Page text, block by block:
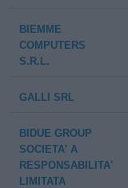
BIEMME
COMPUTERS
S.R.L.
GALLI SRL
BIDUE GROUP
SOCIETA' A
RESPONSABILITA'
LIMITATA